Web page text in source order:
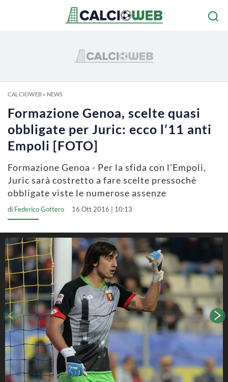
CALCIOWEB» NEWS
Formazione Genoa, scelte quasi
obbligate per Juric: ecco l’11 anti
Empoli [FOTO]
Formazione Genoa - Per la sfida con l'Empoli,
Juric sarà costretto a fare scelte pressochè
obbligate viste le numerose assenze
di Federico Gottero 16 Ott 2016 | 10:13